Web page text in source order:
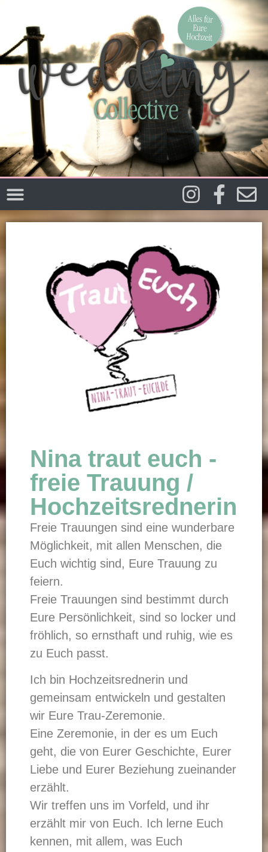
Nina traut euch -
freie Trauung /
Hochzeitsrednerin
Freie Trauungen sind eine wunderbare
Möglichkeit, mit allen Menschen, die
Euch wichtig sind, Eure Trauung zu
feiern.
Freie Trauungen sind bestimmt durch
Eure Persönlichkeit, sind so locker und
fröhlich, so ernsthaft und ruhig, wie es
zu Euch passt.
Ich bin Hochzeitsrednerin und
gemeinsam entwickeln und gestalten
wir Eure Trau-Zeremonie.
Eine Zeremonie, in der es um Euch
geht, die von Eurer Geschichte, Eurer
Liebe und Eurer Beziehung zueinander
erzählt.
Wir treffen uns im Vorfeld, und ihr
erzählt mir von Euch. Ich lerne Euch
kennen, mit allem, was Euch